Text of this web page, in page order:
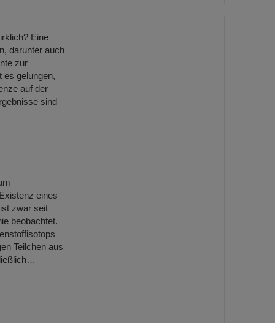
Eine
darunter auch
zur
es gelungen,
auf der
sind
eines
zwar seit
beobachtet.
Teilchen aus